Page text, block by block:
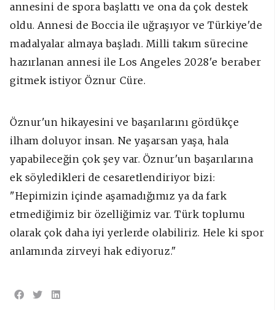
annesini de spora başlattı ve ona da çok destek
oldu. Annesi de Boccia ile uğraşıyor ve Türkiye'de
madalyalar almaya başladı. Milli takım sürecine
hazırlanan annesi ile Los Angeles 2028'e beraber
gitmek istiyor Öznur Cüre.
Öznur'un hikayesini ve başarılarını gördükçe
ilham doluyor insan. Ne yaşarsan yaşa, hala
yapabileceğin çok şey var. Öznur'un başarılarına
ek söyledikleri de cesaretlendiriyor bizi:
"Hepimizin içinde aşamadığımız ya da fark
etmediğimiz bir özelliğimiz var. Türk toplumu
olarak çok daha iyi yerlerde olabiliriz. Hele ki spor
anlamında zirveyi hak ediyoruz."